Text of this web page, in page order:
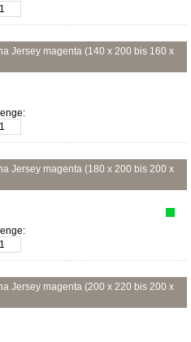
Jersey magenta (140 x 200 bis 160 x
Jersey magenta (180 x 200 bis 200 x
Jersey magenta (200 x 220 bis 200 x